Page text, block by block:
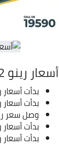
أسعار رينو 2022
بدأت أسعار رينو لوجان
بدأت أسعار رينو ميجان
وصل سعر رينو
بدأت أسعار رينو ستب
بدأت أسعار رينو داستر